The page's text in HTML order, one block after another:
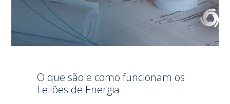
O que são e como funcionam os
Leilões de Energia